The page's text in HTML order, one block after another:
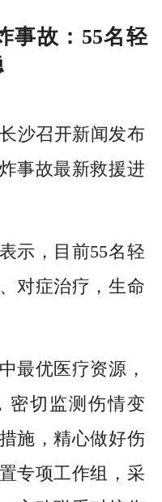
事故：55名轻
沙召开新闻发布
事故最新救援进
示，目前55名轻
对症治疗，生命
最优医疗资源，
密切监测伤情变
施，精心做好伤
专项工作组，采